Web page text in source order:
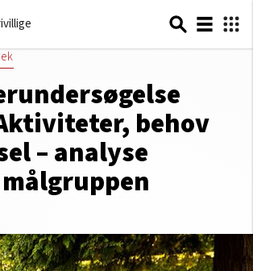
behov
– analyse